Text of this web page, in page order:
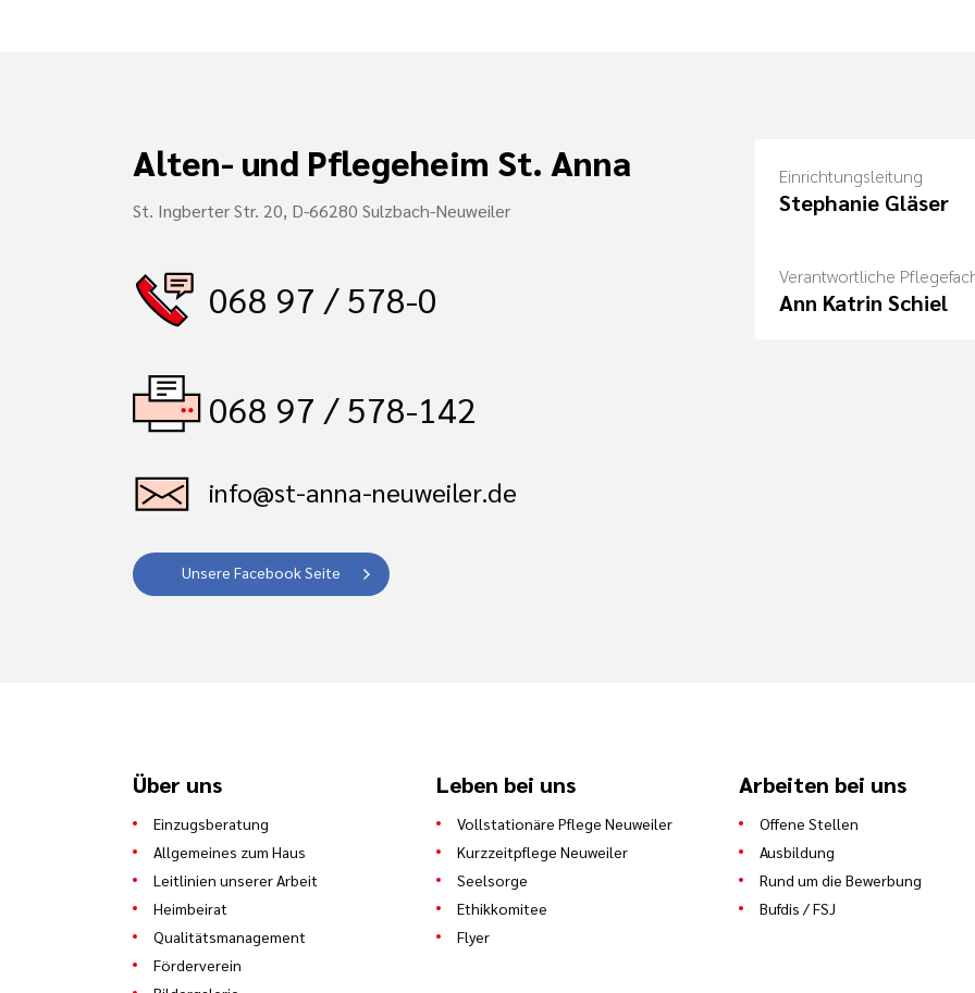
Alten- und Pflegeheim St. Anna
St. Ingberter Str. 20, D-66280 Sulzbach-Neuweiler
068 97 / 578-0
068 97 / 578-142
info@st-anna-neuweiler.de
Unsere Facebook Seite
Einrichtungsleitung
Stephanie Gläser
Verantwortliche
Ann Katrin Schiel
Über uns
Einzugsberatung
Allgemeines zum Haus
Leitlinien unserer Arbeit
Heimbeirat
Qualitätsmanagement
Förderverein
Leben bei uns
Vollstationäre Pflege Neuweiler
Kurzzeitpflege Neuweiler
Seelsorge
Ethikkomitee
Flyer
Arbeiten bei uns
Offene Stellen
Ausbildung
Rund um die Bewerbung
Bufdis / FSJ